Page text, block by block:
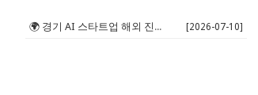
🌍 경기 AI 스타트업 해외 진출 판... [2026-07-10]